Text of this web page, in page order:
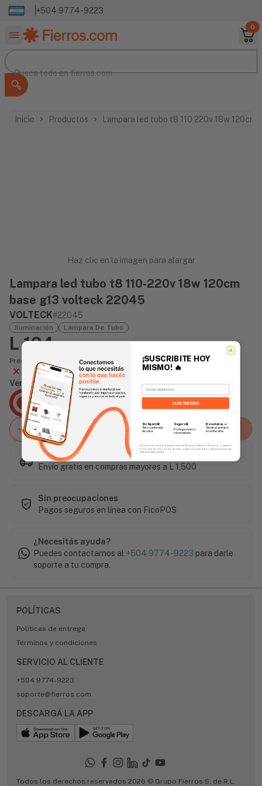
+504 9774-9223
0
Buscar productos
Busca todo en
Busca todo enfierros.com
Inicio Productos Lampara led tubo t8 110 220v 18w
Haz clic en la imagen para alargar
Lampara led tubo t8 110-220v 18w 120cm
base g13 volteck 22045
VOLTECK#22045
Iluminación Lámpara De Tubo
L 194
Precio incluye impuesto sobre ventas
Agotado
Vendido Por:
Agencia Global
2 días - Tiempo de Entrega Promedio
Agregar al carrito
Este artículo es popular
Envío gratis en compras mayores a L 1,500
Sin preocupaciones
Pagos seguros en línea con FicoPOS
¿Necesitás ayuda?
Puedes contactarnos al +504 9774-9223 para darle
soporte a tu compra.
POLÍTICAS
Políticas de entrega
Términos y condiciones
SERVICIO AL CLIENTE
+504 9774-9223
soporte@fierros.com
DESCARGÁ LA APP
Todos los derechos reservados 2026 © Grupo Fierros S. de R.L.
¡SUSCRIBITE HOY
MISMO! 🔥
Email
SUSCRIBIRME
Sin Spam 🚫
Solo contenido
de valor.
Seguro 🔒
Protegemos tu
información.
Novedades📣
Serás el primero
en enterarte.
Al enviar este formulario, aceptás nuestros Términos y Política de Privacidad, y consentís
recibir correos de Fierros con novedades, productos y eventos. Este consentimiento no es
obligatorio para comprar.